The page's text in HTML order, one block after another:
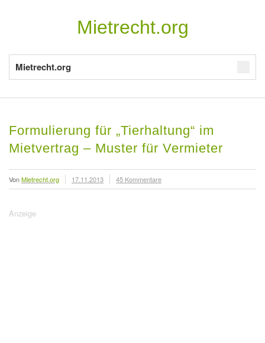
Mietrecht.org
Mietrecht.org
Formulierung für „Tierhaltung“ im
Mietvertrag – Muster für Vermieter
VonMietrecht.org 17.11.2013 45 Kommentare